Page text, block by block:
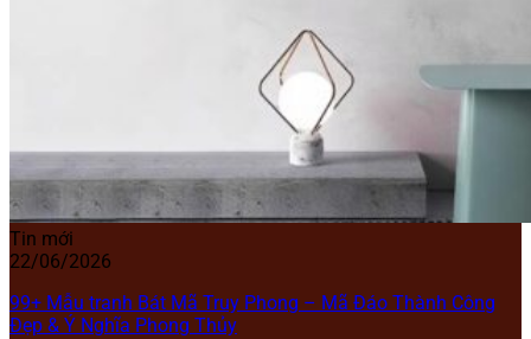
Tin mới
22/06/2026
99+ Mẫu tranh Bát Mã Truy Phong – Mã Đáo Thành Công
Đẹp & Ý Nghĩa Phong Thủy